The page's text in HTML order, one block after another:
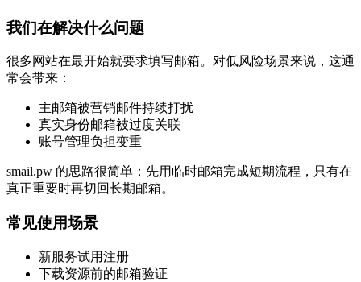
我们在解决什么问题
很多网站在最开始就要求填写邮箱。对低风险场景来说，这通
常会带来：
主邮箱被营销邮件持续打扰
真实身份邮箱被过度关联
账号管理负担变重
smail.pw 的思路很简单：先用临时邮箱完成短期流程，只有在
真正重要时再切回长期邮箱。
常见使用场景
新服务试用注册
下载资源前的邮箱验证